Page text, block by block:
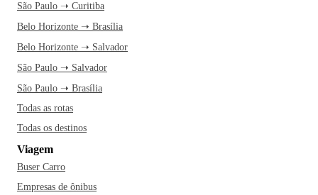
São Paulo ➝ Curitiba
Belo Horizonte ➝ Brasília
Belo Horizonte ➝ Salvador
São Paulo ➝ Salvador
São Paulo ➝ Brasília
Todas as rotas
Todas os destinos
Viagem
Buser Carro
Empresas de ônibus